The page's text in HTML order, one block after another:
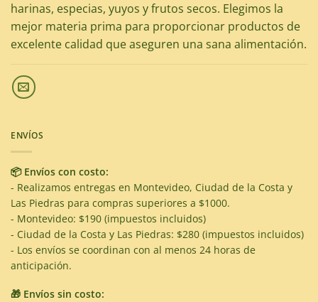
harinas, especias, yuyos y frutos secos. Elegimos la
mejor materia prima para proporcionar productos de
excelente calidad que aseguren una sana alimentación.
ENVÍOS
📦 Envíos con costo:
- Realizamos entregas en Montevideo, Ciudad de la Costa y
Las Piedras para compras superiores a $1000.
- Montevideo: $190 (impuestos incluidos)
- Ciudad de la Costa y Las Piedras: $280 (impuestos incluidos)
- Los envíos se coordinan con al menos 24 horas de
anticipación.
🎁 Envíos sin costo: